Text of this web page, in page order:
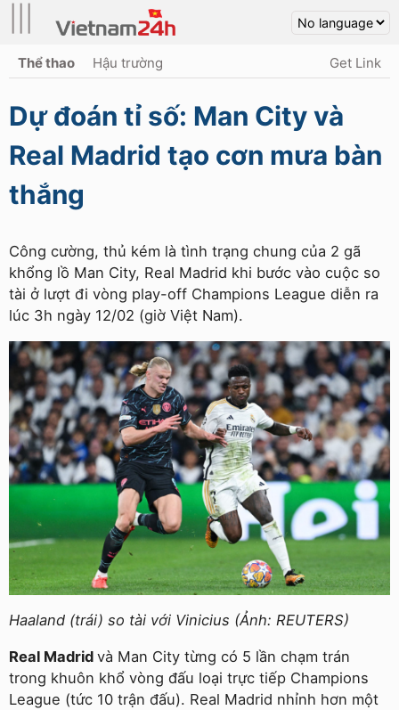
Thể thao Hậu trường Get Link
Dự đoán tỉ số: Man City và
Real Madrid tạo cơn mưa bàn
thắng
Công cường, thủ kém là tình trạng chung của 2 gã
khổng lồ Man City, Real Madrid khi bước vào cuộc so
tài ở lượt đi vòng play-off Champions League diễn ra
lúc 3h ngày 12/02 (giờ Việt Nam).
Haaland (trái) so tài với Vinicius (Ảnh: REUTERS)
Real Madrid và Man City từng có 5 lần chạm trán
trong khuôn khổ vòng đấu loại trực tiếp Champions
League (tức 10 trận đấu). Real Madrid nhỉnh hơn một